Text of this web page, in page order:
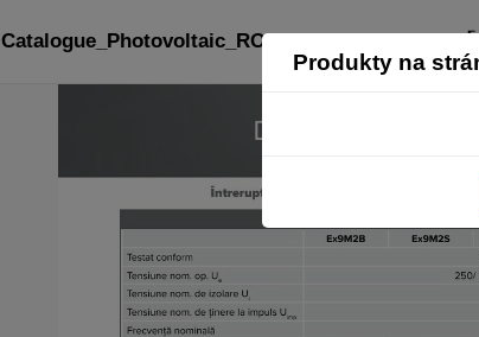
Produkty na
Catalogue_Photovoltaic_RO: strana 140